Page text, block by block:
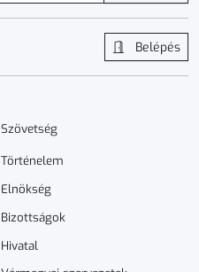
Belépés
Szövetség
Történelem
Elnökség
Bizottságok
Hivatal